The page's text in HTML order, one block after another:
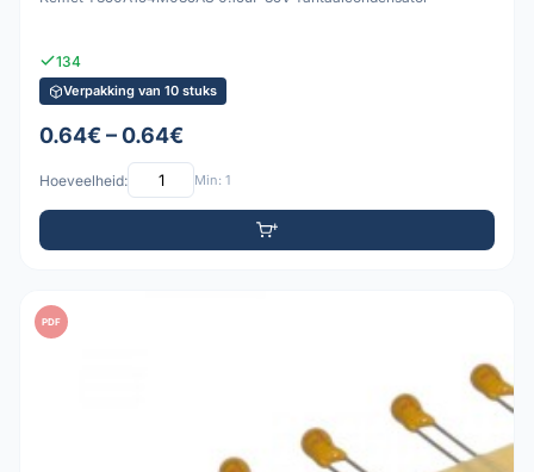
134
Verpakking van 10 stuks
0.64€ – 0.64€
Hoeveelheid: Min: 1
PDF